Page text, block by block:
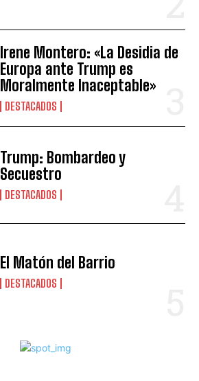
Irene Montero: «La Desidia de
Europa ante Trump es
Moralmente Inaceptable»
DESTACADOS
Trump: Bombardeo y
Secuestro
DESTACADOS
El Matón del Barrio
DESTACADOS